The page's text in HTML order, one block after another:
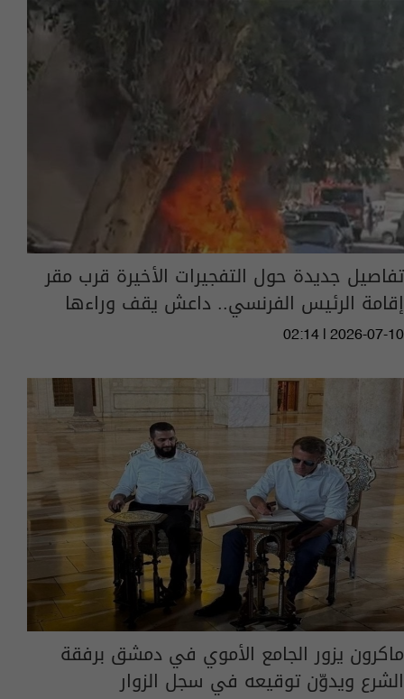
تفاصيل جديدة حول التفجيرات الأخيرة قرب مقر
إقامة الرئيس الفرنسي.. داعش يقف وراءها
02:14 | 2026-07-10
ماكرون يزور الجامع الأموي في دمشق برفقة
الشرع ويدوّن توقيعه في سجل الزوار